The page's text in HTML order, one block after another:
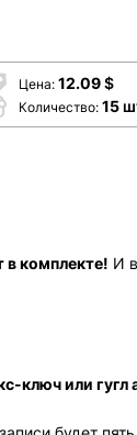
Цена 12.09$
Количество 15
в комплекте! И
ключ или гугл